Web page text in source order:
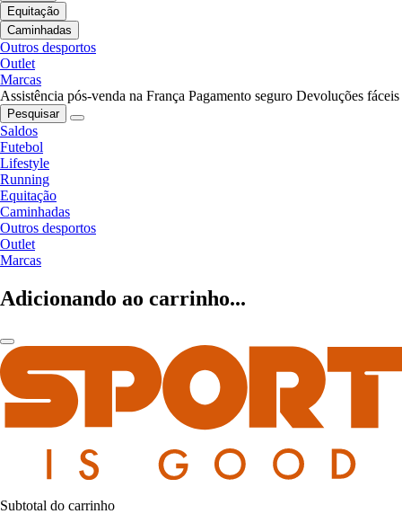
Equitação
Caminhadas
Outros desportos
Outlet
Marcas
Assistência pós-venda na França Pagamento seguro Devoluções fáceis
Pesquisar
Saldos
Futebol
Lifestyle
Running
Equitação
Caminhadas
Outros desportos
Outlet
Marcas
Adicionando ao carrinho...
Subtotal do carrinho